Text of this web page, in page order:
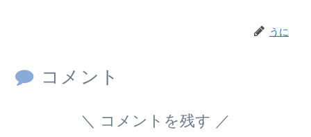
うに
コメント
コメントを残す